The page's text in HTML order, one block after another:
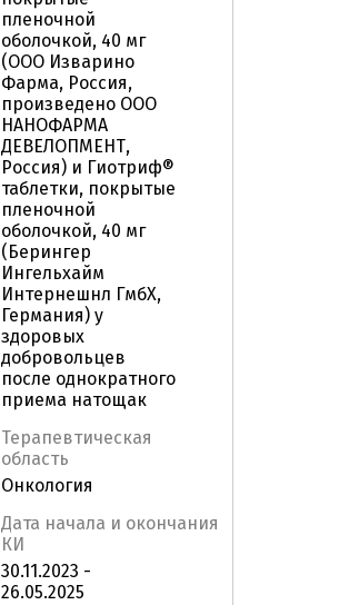
пленочной
оболочкой, 40 мг
(ООО Изварино
Фарма, Россия,
произведено ООО
НАНОФАРМА
ДЕВЕЛОПМЕНТ,
Россия) и Гиотриф®
таблетки, покрытые
пленочной
оболочкой, 40 мг
(Берингер
Ингельхайм
Интернешнл ГмбХ,
Германия) у
здоровых
добровольцев
после однократного
приема натощак
Терапевтическая
область
Онкология
Дата начала и окончания
КИ
30.11.2023 -
26.05.2025